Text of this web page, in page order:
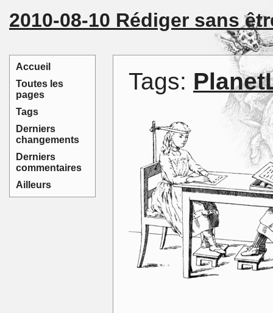
Accueil
Toutes les
pages
Tags
Derniers
changements
Derniers
commentaires
Ailleurs
2010-08-10 Rédiger sans
Tags: